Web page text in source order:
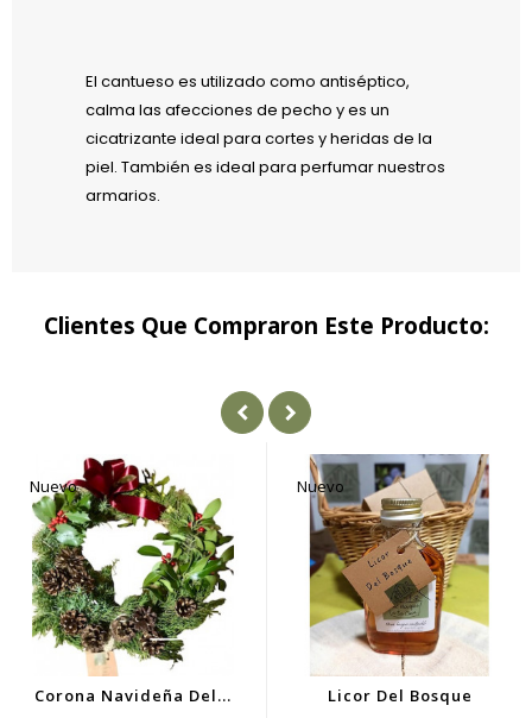
El cantueso es utilizado como antiséptico,
calma las afecciones de pecho y es un
cicatrizante ideal para cortes y heridas de la
piel. También es ideal para perfumar nuestros
armarios.
Clientes Que Compraron Este Producto:
Nuevo
Corona Navideña Del...
Nuevo
Licor Del Bosque